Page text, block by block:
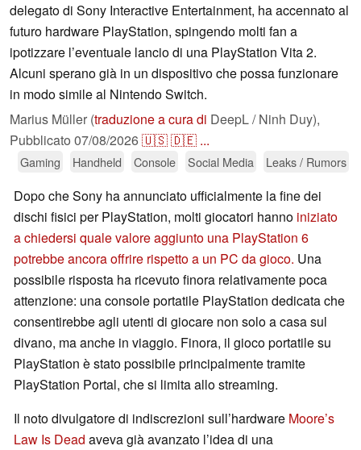
delegato di Sony Interactive Entertainment, ha accennato al
futuro hardware PlayStation, spingendo molti fan a
ipotizzare l’eventuale lancio di una PlayStation Vita 2.
Alcuni sperano già in un dispositivo che possa funzionare
in modo simile al Nintendo Switch.
Marius Müller (traduzione a cura di DeepL / Ninh Duy),
Pubblicato 07/08/2026🇺🇸🇩🇪 ...
Gaming Handheld Console Social Media Leaks / Rumors
Dopo che Sony ha annunciato ufficialmente la fine dei
dischi fisici per PlayStation, molti giocatori hanno iniziato
a chiedersi quale valore aggiunto una PlayStation 6
potrebbe ancora offrire rispetto a un PC da gioco. Una
possibile risposta ha ricevuto finora relativamente poca
attenzione: una console portatile PlayStation dedicata che
consentirebbe agli utenti di giocare non solo a casa sul
divano, ma anche in viaggio. Finora, il gioco portatile su
PlayStation è stato possibile principalmente tramite
PlayStation Portal, che si limita allo streaming.
Il noto divulgatore di indiscrezioni sull’hardware Moore’s
Law Is Dead aveva già avanzato l’idea di una